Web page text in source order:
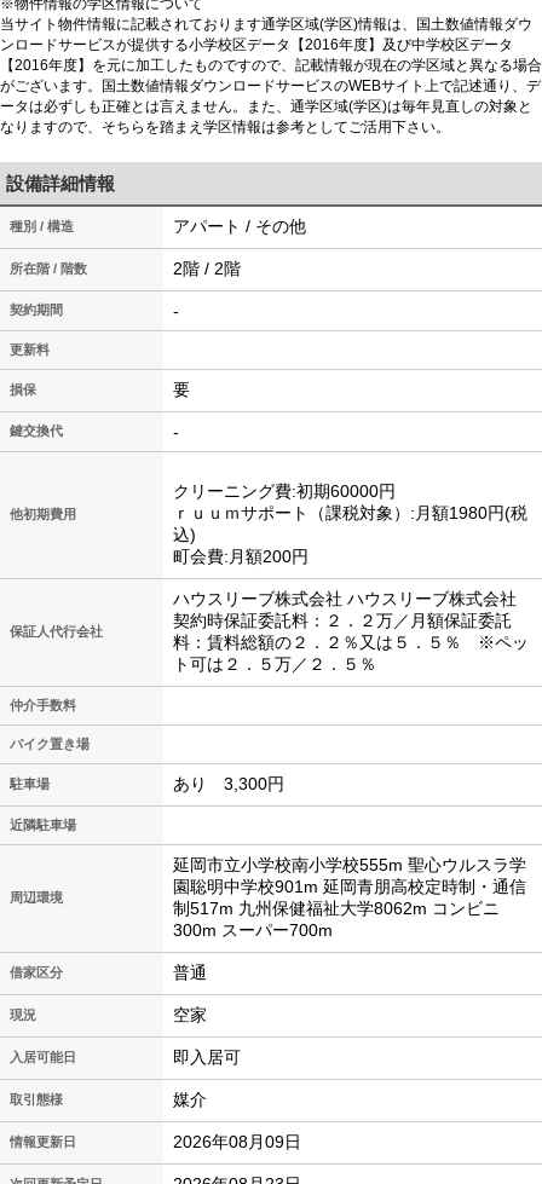
※物件情報の学区情報について
当サイト物件情報に記載されております通学区域(学区)情報は、国土数値情報ダウ
ンロードサービスが提供する小学校区データ【2016年度】及び中学校区データ
【2016年度】を元に加工したものですので、記載情報が現在の学区域と異なる場合
がございます。国土数値情報ダウンロードサービスのWEBサイト上で記述通り、デ
ータは必ずしも正確とは言えません。また、通学区域(学区)は毎年見直しの対象と
なりますので、そちらを踏まえ学区情報は参考としてご活用下さい。
設備詳細情報
種別 / 構造 アパート / その他
所在階 / 階数 2階 / 2階
契約期間 -
更新料
損保 要
鍵交換代 -
他初期費用
クリーニング費:初期60000円
ｒｕｕｍサポート（課税対象）:月額1980円(税
込)
町会費:月額200円
保証人代行会社
ハウスリーブ株式会社 ハウスリーブ株式会社
契約時保証委託料：２．２万／月額保証委託
料：賃料総額の２．２％又は５．５％ ※ペッ
ト可は２．５万／２．５％
仲介手数料
バイク置き場
駐車場 あり 3,300円
近隣駐車場
周辺環境
延岡市立小学校南小学校555m 聖心ウルスラ学
園聡明中学校901m 延岡青朋高校定時制・通信
制517m 九州保健福祉大学8062m コンビニ
300m スーパー700m
借家区分 普通
現況 空家
入居可能日 即入居可
取引態様 媒介
情報更新日 2026年08月09日